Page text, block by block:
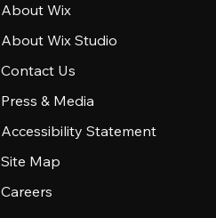
About Wix
About Wix Studio
Contact Us
Press & Media
Accessibility Statement
Site Map
Careers